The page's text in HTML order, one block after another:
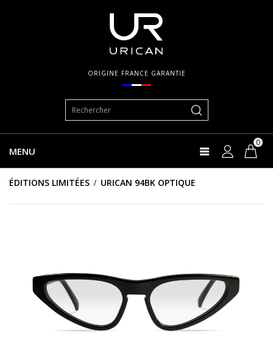
ORIGINE FRANCE GARANTIE
MENU
0
ÉDITIONS LIMITÉES URICAN 94BK OPTIQUE